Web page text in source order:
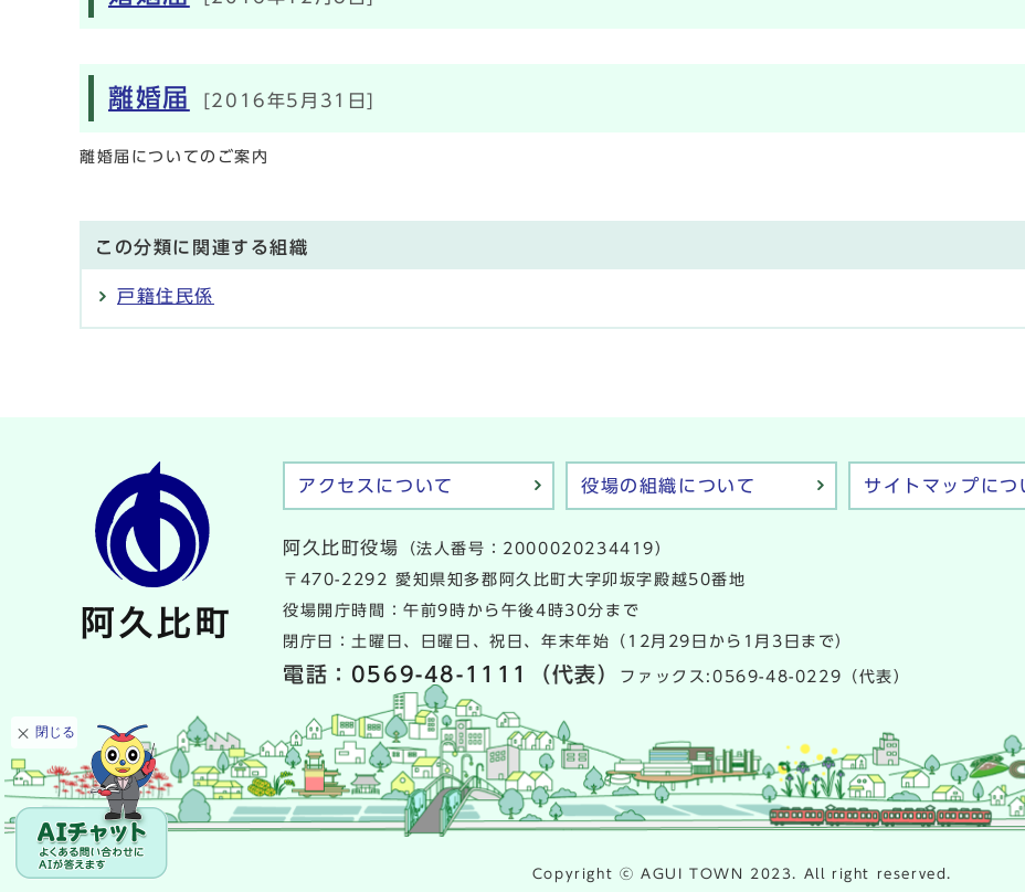
離婚届 [2016年5月31日]
離婚届についてのご案内
この分類に関連する組織
戸籍住民係
閉じる
アクセスについて 役場の組織について サイトマップにつ
阿久比町役場
（法人番号：2000020234419）
〒470-2292 愛知県知多郡阿久比町大字卯坂字殿越50番地
役場開庁時間：午前9時から午後4時30分まで
閉庁日：土曜日、日曜日、祝日、年末年始（12月29日から1月3日まで）
電話： 0569-48-1111 （代表） ファックス:0569-48-0229（代表）
Copyright ⓒ AGUI TOWN 2023. All right reserved.